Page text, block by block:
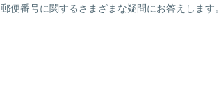
郵便番号に関するさまざまな疑問にお答えします。